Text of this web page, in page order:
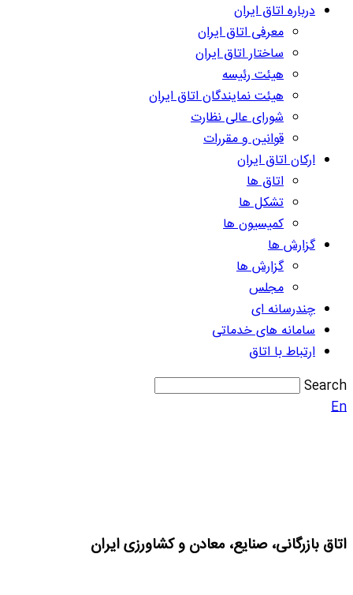
درباره اتاق ایران
معرفی اتاق ایران
ساختار اتاق ایران
هیئت رئیسه
هیئت نمایندگان اتاق ایران
شورای عالی نظارت
قوانین و مقررات
ارکان اتاق ایران
اتاق ها
تشکل ها
کمیسیون ها
گزارش ها
گزارش ها
مجلس
چندرسانه ای
سامانه های خدماتی
ارتباط با اتاق
Search
En
اتاق بازرگانی، صنایع، معادن و کشاورزی ایران